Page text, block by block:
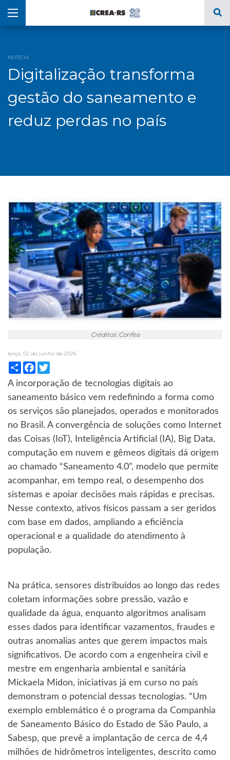
NOTÍCIA
Digitalização transforma
gestão do saneamento e
reduz perdas no país
Créditos: Confea
terça, 02 de junho de 2026
Compartilhar
Facebook
A incorporação de tecnologias digitais ao
saneamento básico vem redefinindo a forma como
os serviços são planejados, operados e monitorados
no Brasil. A convergência de soluções como Internet
das Coisas (IoT), Inteligência Artificial (IA), Big Data,
computação em nuvem e gêmeos digitais dá origem
ao chamado “Saneamento 4.0”, modelo que permite
acompanhar, em tempo real, o desempenho dos
sistemas e apoiar decisões mais rápidas e precisas.
Nesse contexto, ativos físicos passam a ser geridos
com base em dados, ampliando a eficiência
operacional e a qualidade do atendimento à
população.
Na prática, sensores distribuídos ao longo das redes
coletam informações sobre pressão, vazão e
qualidade da água, enquanto algoritmos analisam
esses dados para identificar vazamentos, fraudes e
outras anomalias antes que gerem impactos mais
significativos. De acordo com a engenheira civil e
mestre em engenharia ambiental e sanitária
Mickaela Midon, iniciativas já em curso no país
demonstram o potencial dessas tecnologias. “Um
exemplo emblemático é o programa da Companhia
de Saneamento Básico do Estado de São Paulo, a
Sabesp, que prevê a implantação de cerca de 4,4
milhões de hidrômetros inteligentes, descrito como